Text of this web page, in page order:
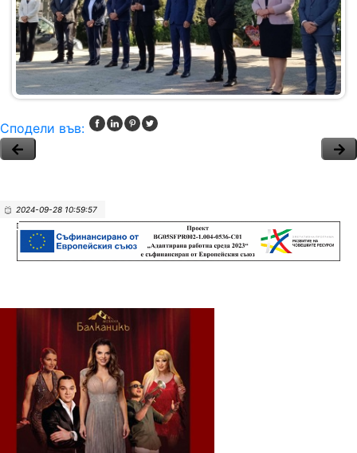
Сподели във:
2024-09-28 10:59:57